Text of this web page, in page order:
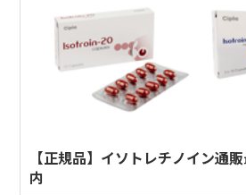
【正規品】イソトレチノイン通
内